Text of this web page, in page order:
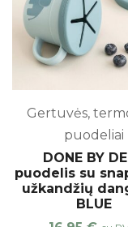
Gertuvės,
puodeliai
DONE BY
puodelis su
užkandžių
BLUE